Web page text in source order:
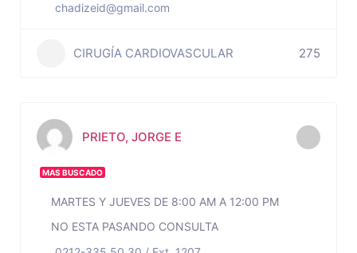
chadizeid@gmail.com
CIRUGÍA CARDIOVASCULAR 275
PRIETO, JORGE E
MAS BUSCADO
MARTES Y JUEVES DE 8:00 AM A 12:00 PM
NO ESTA PASANDO CONSULTA